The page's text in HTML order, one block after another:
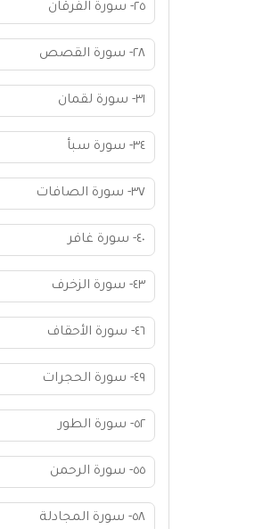
٢٥- سورة الفرقان
٢٨- سورة القصص
٣١- سورة لقمان
٣٤- سورة سبأ
٣٧- سورة الصافات
٤٠- سورة غافر
٤٣- سورة الزخرف
٤٦- سورة الأحقاف
٤٩- سورة الحجرات
٥٢- سورة الطور
٥٥- سورة الرحمن
٥٨- سورة المجادلة